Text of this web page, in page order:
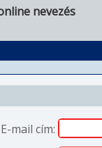
nevezés
E-mail cím: